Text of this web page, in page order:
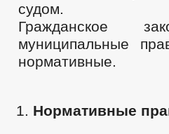
судом.
Гражданское
муниципальные
нормативные.
Нормативные